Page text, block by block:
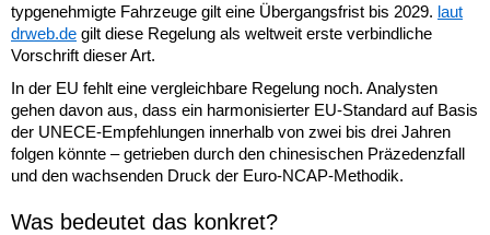
typgenehmigte Fahrzeuge gilt eine Übergangsfrist bis 2029. laut
drweb.de gilt diese Regelung als weltweit erste verbindliche
Vorschrift dieser Art.
In der EU fehlt eine vergleichbare Regelung noch. Analysten
gehen davon aus, dass ein harmonisierter EU-Standard auf Basis
der UNECE-Empfehlungen innerhalb von zwei bis drei Jahren
folgen könnte – getrieben durch den chinesischen Präzedenzfall
und den wachsenden Druck der Euro-NCAP-Methodik.
Was bedeutet das konkret?